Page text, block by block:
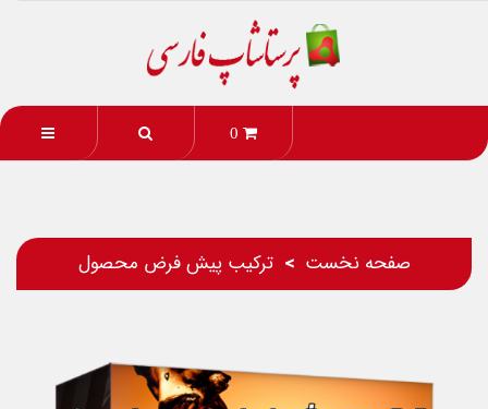
0
صفحه نخست ترکیب پیش فرض محصول